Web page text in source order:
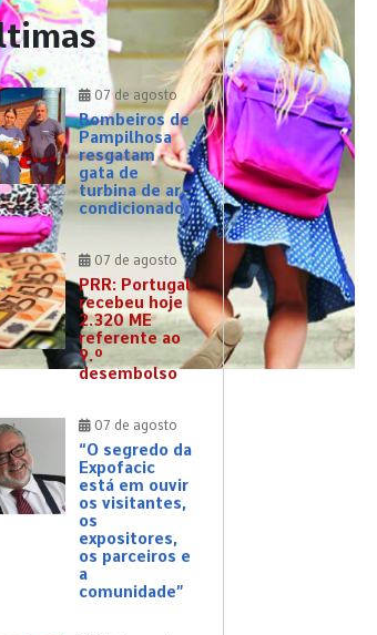
07 de agosto
Bombeiros de
Pampilhosa
resgatam
gata de
turbina de ar
condicionado
07 de agosto
PRR: Portugal
recebeu hoje
2.320 ME
referente ao
9.º
desembolso
07 de agosto
“O segredo da
Expofacic
está em ouvir
os visitantes,
os
expositores,
os parceiros e
a
comunidade”